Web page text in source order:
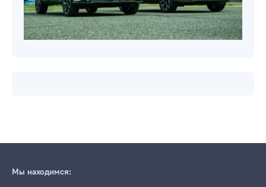
Мы находимся: